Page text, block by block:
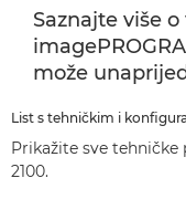
Saznajte više
može
List s tehničkim i
Prikažite sve tehničke
2100.